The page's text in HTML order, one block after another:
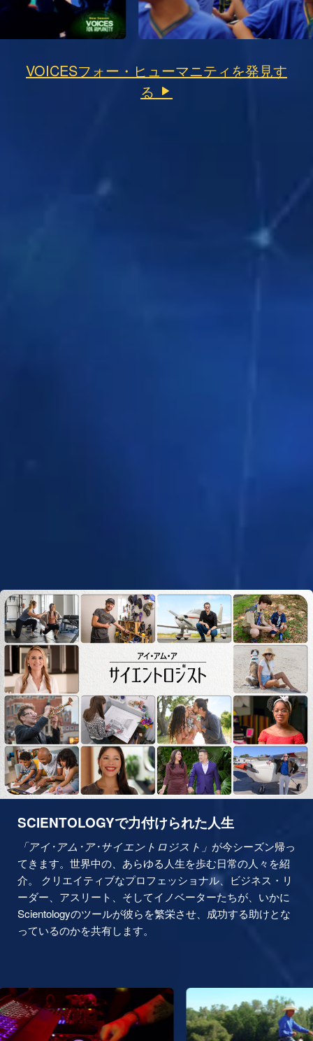
VOICESフォー・ヒューマニティを発見す
る
SCIENTOLOGYで力付けられた人生
「アイ･アム･ア･サイエントロジスト」 が今シーズン帰っ
てきます。世界中の、あらゆる人生を歩む日常の人々を紹
介。 クリエイティブなプロフェッショナル、ビジネス・リ
ーダー、アスリート、そしてイノベーターたちが、いかに
Scientologyのツールが彼らを繁栄させ、成功する助けとな
っているのかを共有します。